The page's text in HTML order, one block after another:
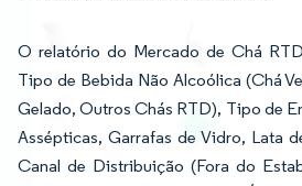
O relatório do Mercado de Chá
Tipo de Bebida Não Alcoólica (Chá
Gelado, Outros Chás RTD), Tipo de
Assépticas, Garrafas de Vidro, Lata
Canal de Distribuição (Fora do